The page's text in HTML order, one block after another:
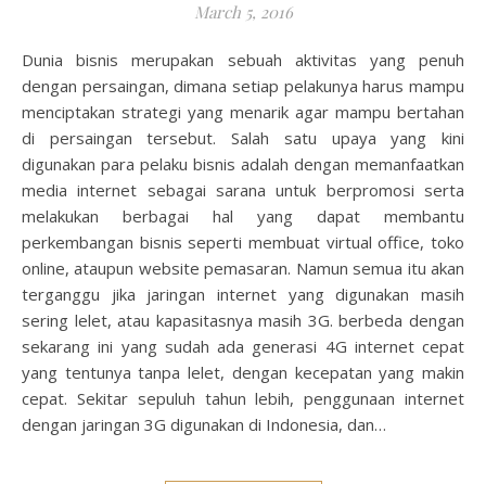
March 5, 2016
Dunia bisnis merupakan sebuah aktivitas yang penuh
dengan persaingan, dimana setiap pelakunya harus mampu
menciptakan strategi yang menarik agar mampu bertahan
di persaingan tersebut. Salah satu upaya yang kini
digunakan para pelaku bisnis adalah dengan memanfaatkan
media internet sebagai sarana untuk berpromosi serta
melakukan berbagai hal yang dapat membantu
perkembangan bisnis seperti membuat virtual office, toko
online, ataupun website pemasaran. Namun semua itu akan
terganggu jika jaringan internet yang digunakan masih
sering lelet, atau kapasitasnya masih 3G. berbeda dengan
sekarang ini yang sudah ada generasi 4G internet cepat
yang tentunya tanpa lelet, dengan kecepatan yang makin
cepat. Sekitar sepuluh tahun lebih, penggunaan internet
dengan jaringan 3G digunakan di Indonesia, dan…